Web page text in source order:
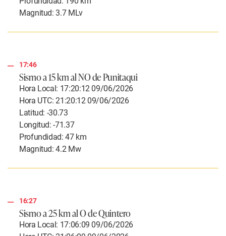
Magnitud: 3.7 MLv
17:46
Sismo a 15 km al NO de Punitaqui
Hora Local: 17:20:12 09/06/2026
Hora UTC: 21:20:12 09/06/2026
Latitud: -30.73
Longitud: -71.37
Profundidad: 47 km
Magnitud: 4.2 Mw
16:27
Sismo a 25 km al O de Quintero
Hora Local: 17:06:09 09/06/2026